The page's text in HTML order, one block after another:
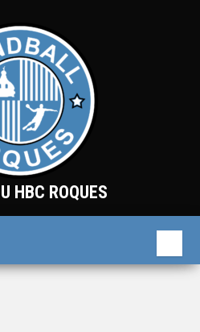
HBC ROQUES